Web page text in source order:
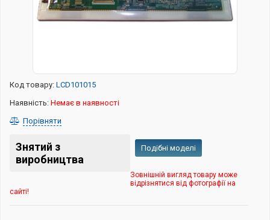
Код товару: LCD101015
Наявність: Немає в наявності
Порівняти
Знятий з
виробництва
Подібні моделі
Зовнішній вигляд товару може
відрізнятися від фотографії на
сайті!